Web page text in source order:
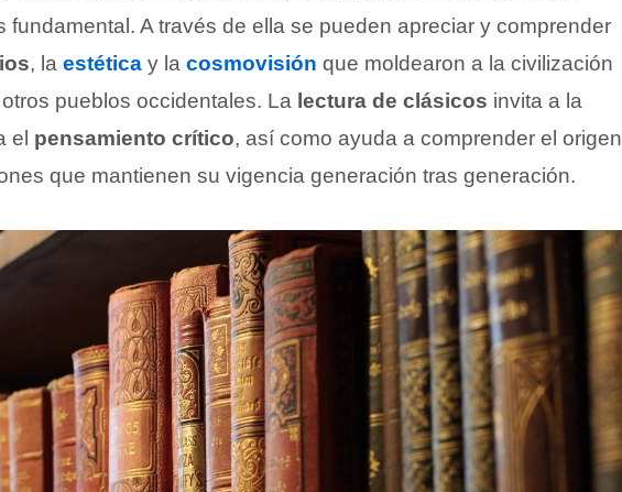
fundamental. A través de ella se pueden apreciar y comprender
, la estética y la cosmovisión que moldearon a la civilización
pueblos occidentales. La lectura de clásicos invita a la
el pensamiento crítico, así como ayuda a comprender el origen
que mantienen su vigencia generación tras generación.